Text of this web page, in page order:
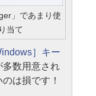
」であまり使
当て
］キー
多数用意され
は損です！